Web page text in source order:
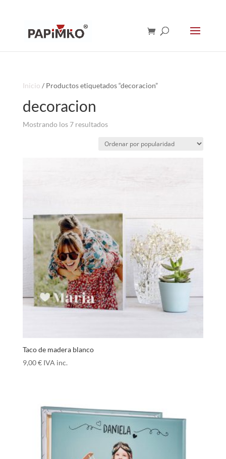
Inicio / Productos etiquetados “decoracion”
decoracion
Mostrando los 7 resultadosOrdenado
popularidad
Taco de madera blanco
9,00€ IVA inc.